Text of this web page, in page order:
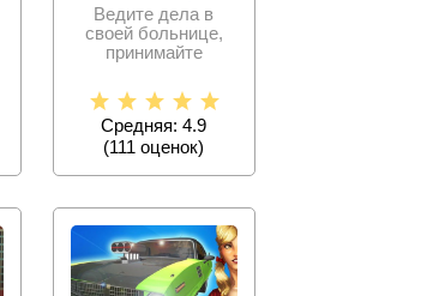
Ведите дела в
своей больнице,
принимайте
помогайте врачам
вылечить их.
Средняя: 4.9
(111 оценок)